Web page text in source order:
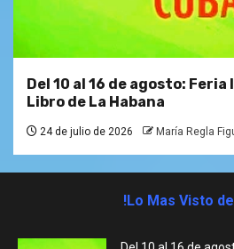
Del 10 al 16 de agosto:
Libro de La Habana
24 de julio de 2026 María Regla
!Lo Mas Visto